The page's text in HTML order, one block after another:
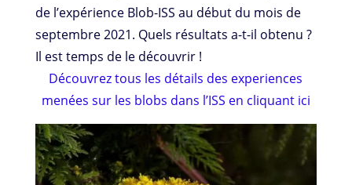
de l’expérience Blob-ISS au début du mois de
septembre 2021. Quels résultats a-t-il obtenu ?
Il est temps de le découvrir !
Découvrez tous les détails des experiences
menées sur les blobs dans l’ISS en cliquant ici